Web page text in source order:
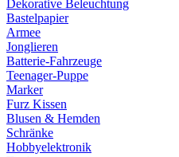
Dekorative Beleuchtung
Bastelpapier
Armee
Jonglieren
Batterie-Fahrzeuge
Teenager-Puppe
Marker
Furz Kissen
Blusen & Hemden
Schränke
Hobbyelektronik